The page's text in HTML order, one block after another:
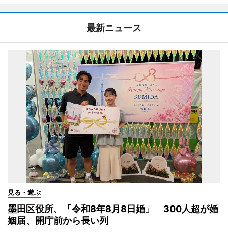
最新ニュース
見る・遊ぶ
墨田区役所、「令和8年8月8日婚」 300人超が婚
姻届、開庁前から長い列